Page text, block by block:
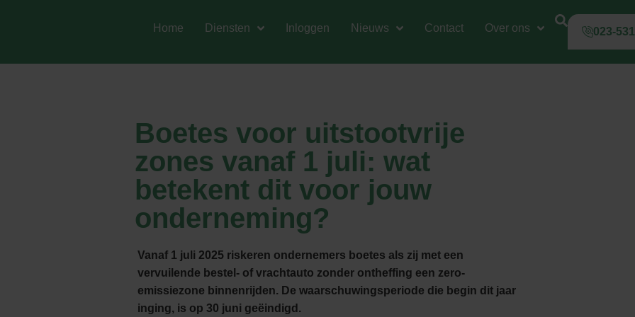
Home Diensten Inloggen Nieuws Contact Over ons 023-
Boetes voor uitstootvrije
zones vanaf 1 juli: wat
betekent dit voor jouw
onderneming?
Vanaf 1 juli 2025 riskeren ondernemers boetes als zij met een
vervuilende bestel- of vrachtauto zonder ontheffing een zero-
emissiezone binnenrijden. De waarschuwingsperiode die begin dit jaar
inging, is op 30 juni geëindigd.